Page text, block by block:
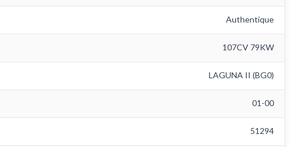
Authentique
107CV 79KW
LAGUNA II (BG0)
01-00
51294